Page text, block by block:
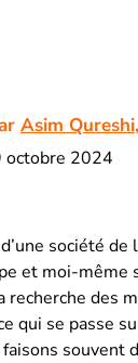
Asim Qureshi
octobre 2024
société
et moi-même
recherche des
qui se passe
souvent